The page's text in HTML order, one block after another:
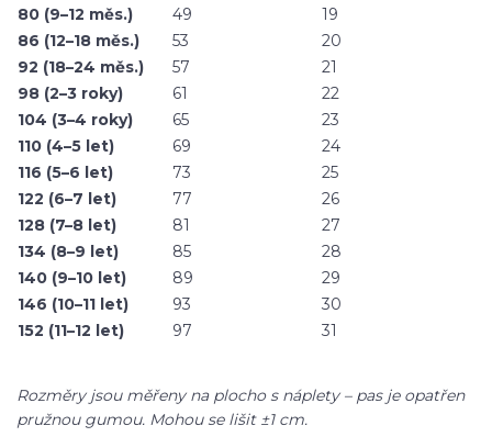
80 (9–12 měs.)
49
19
86 (12–18 měs.)
53
20
92 (18–24 měs.)
57
21
98 (2–3 roky)
61
22
104 (3–4 roky)
65
23
110 (4–5 let)
69
24
116 (5–6 let)
73
25
122 (6–7 let)
77
26
128 (7–8 let)
81
27
134 (8–9 let)
85
28
140 (9–10 let)
89
29
146 (10–11 let)
93
30
152 (11–12 let)
97 31
Rozměry jsou měřeny na plocho s náplety – pas je opatřen
pružnou gumou. Mohou se lišit ±1 cm.